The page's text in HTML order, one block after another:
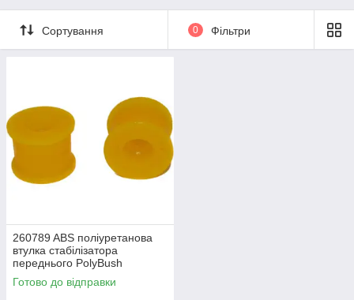
Сортування 0 Фільтри
260789 ABS поліуретанова
втулка стабілізатора
переднього PolyBush
(аналог) v19
Готово до відправки